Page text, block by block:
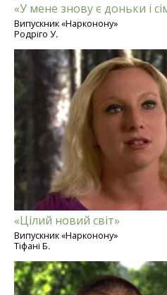
«У мене знову є доньки і
Випускник «Нарконону»
Родріго У.
«Цілий новий світ»
Випускник «Нарконону»
Тіфані Б.